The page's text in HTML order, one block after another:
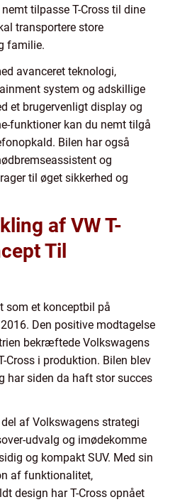
tilpasse T-Cross til dine
transportere store
familie.
avanceret teknologi,
system og adskillige
et brugervenligt display og
funktioner kan du nemt tilgå
Bilen har også
og
til øget sikkerhed og
af VW T-
Til
som et konceptbil på
Den positive modtagelse
bekræftede Volkswagens
Cross i produktion. Bilen blev
har siden da haft stor succes
af Volkswagens strategi
udvalg og imødekomme
og kompakt SUV. Med sin
af funktionalitet,
design har T-Cross opnået